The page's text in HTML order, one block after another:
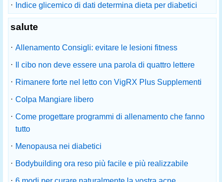
·
Indice glicemico di dati determina dieta per diabetici
salute
· Allenamento Consigli: evitare le lesioni fitness
·
Il cibo non deve essere una parola di quattro lettere
· Rimanere forte nel letto con VigRX Plus Supplementi
· Colpa Mangiare libero
· Come progettare programmi di allenamento che fanno
tutto
· Menopausa nei diabetici
· Bodybuilding ora reso più facile e più realizzabile
·